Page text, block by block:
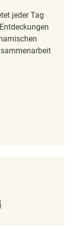
jeder Tag
teilen